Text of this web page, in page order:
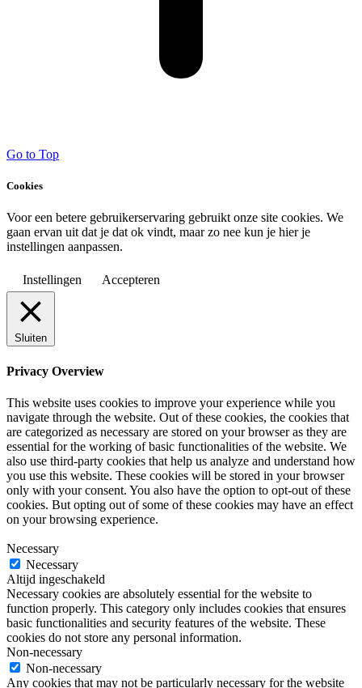
Go to Top
Cookies
Voor een betere gebruikerservaring gebruikt onze site cookies. We
gaan ervan uit dat je dat ok vindt, maar zo nee kun je hier je
instellingen aanpassen.
Instellingen Accepteren
Sluiten
Privacy Overview
This website uses cookies to improve your experience while you
navigate through the website. Out of these cookies, the cookies that
are categorized as necessary are stored on your browser as they are
essential for the working of basic functionalities of the website. We
also use third-party cookies that help us analyze and understand how
you use this website. These cookies will be stored in your browser
only with your consent. You also have the option to opt-out of these
cookies. But opting out of some of these cookies may have an effect
on your browsing experience.
Necessary
Necessary
Altijd ingeschakeld
Necessary cookies are absolutely essential for the website to
function properly. This category only includes cookies that ensures
basic functionalities and security features of the website. These
cookies do not store any personal information.
Non-necessary
Non-necessary
Any cookies that may not be particularly necessary for the website